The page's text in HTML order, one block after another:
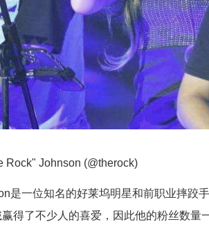
Rock" Johnson (@therock)
是一位知名的好莱坞明星和前职业摔跤
得了不少人的喜爱，因此他的粉丝数量